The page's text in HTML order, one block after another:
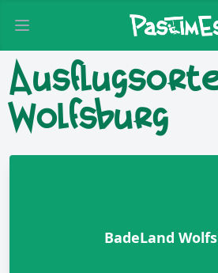
Open main menu
Wolfsburg
BadeLand